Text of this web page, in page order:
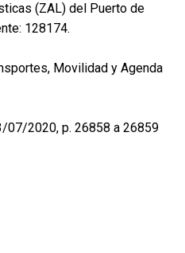
(ZAL) del Puerto de
128174.
Movilidad y Agenda
07/2020, p. 26858 a 26859